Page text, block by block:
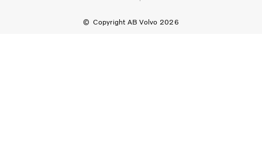
Copyright AB Volvo 2026